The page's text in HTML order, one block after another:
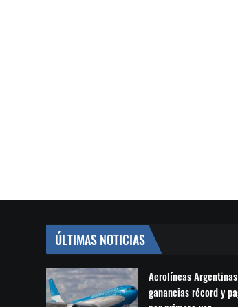
ÚLTIMAS NOTICIAS
Aerolíneas
ganancias récord y